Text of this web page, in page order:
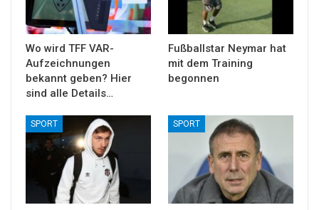
Wo wird TFF VAR-
Aufzeichnungen
bekannt geben? Hier
sind alle Details…
Fußballstar Neymar hat
mit dem Training
begonnen
SPORT SPORT